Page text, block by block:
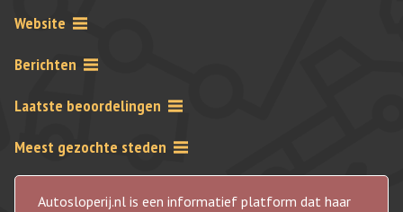
Website
Berichten
Laatste beoordelingen
Meest gezochte steden
Autosloperij.nl is een informatief platform dat haar